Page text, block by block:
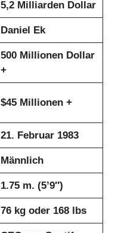
5,2 Milliarden Dollar
Daniel Ek
500 Millionen Dollar
+
$45 Millionen +
21. Februar 1983
Männlich
1.75 m. (5’9″)
76 kg oder 168 lbs